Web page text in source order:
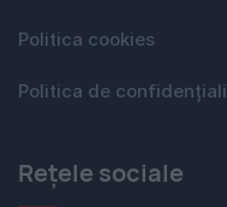
Politica cookies
Politica de
Rețele sociale